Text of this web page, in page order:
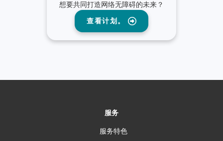
想要共同打造网络无障碍的未来？
查看计划。
服务
服务特色